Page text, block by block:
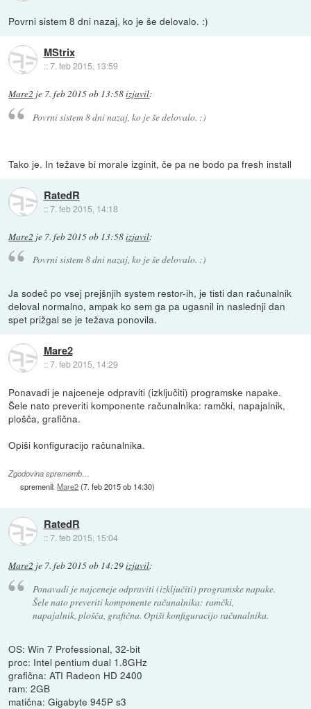
Povrni sistem 8 dni nazaj, ko je še delovalo. :)
MStrix
::7. feb 2015, 13:59
Mare2 je 7. feb 2015 ob 13:58izjavil:
Povrni sistem 8 dni nazaj, ko je še delovalo. :)
Tako je. In težave bi morale izginit, če pa ne bodo pa fresh install
RatedR
::7. feb 2015, 14:18
Mare2 je 7. feb 2015 ob 13:58izjavil:
Povrni sistem 8 dni nazaj, ko je še delovalo. :)
Ja sodeč po vsej prejšnjih system restor-ih, je tisti dan računalnik
deloval normalno, ampak ko sem ga pa ugasnil in naslednji dan
spet prižgal se je težava ponovila.
Mare2
::7. feb 2015, 14:29
Ponavadi je najceneje odpraviti (izključiti) programske napake.
Šele nato preveriti komponente računalnika: ramčki, napajalnik,
plošča, grafična.
Opiši konfiguracijo računalnika.
Zgodovina sprememb…
spremenil:Mare2(7. feb 2015 ob 14:30)
RatedR
::7. feb 2015, 15:04
Mare2 je 7. feb 2015 ob 14:29izjavil:
Ponavadi je najceneje odpraviti (izključiti) programske napake.
Šele nato preveriti komponente računalnika: ramčki,
napajalnik, plošča, grafična. Opiši konfiguracijo računalnika.
OS: Win 7 Professional, 32-bit
proc: Intel pentium dual 1.8GHz
grafična: ATI Radeon HD 2400
ram: 2GB
matična: Gigabyte 945P s3